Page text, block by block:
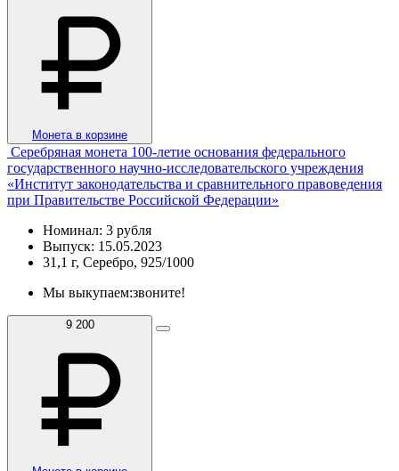
Монета в корзине
Серебряная монета 100-летие основания федерального
государственного научно-исследовательского учреждения
«Институт законодательства и сравнительного правоведения
при Правительстве Российской Федерации»
Номинал: 3 рубля
Выпуск: 15.05.2023
31,1 г, Серебро, 925/1000
Мы выкупаем:звоните!
9 200